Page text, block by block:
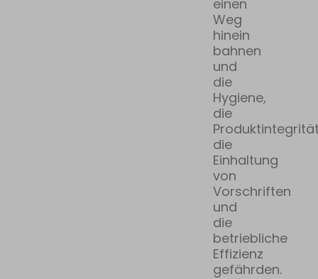
einen
Weg
hinein
bahnen
und
die
Hygiene,
die
die
Einhaltung
von
Vorschriften
und
die
betriebliche
Effizienz
gefährden.